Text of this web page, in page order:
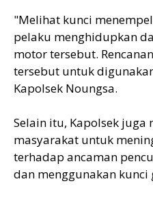
"Melihat kunci
pelaku menghidupkan
motor tersebut.
tersebut untuk
Kapolsek Noungsa.
Selain itu, Kapolsek
masyarakat untuk
terhadap ancaman
dan menggunakan kunci